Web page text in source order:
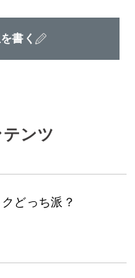
書く
ンツ
どっち派？